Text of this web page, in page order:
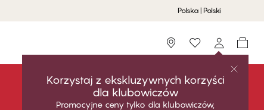
Polska | Polski
Storefinder
Korzystaj z ekskluzywnych korzyści
dla klubowiczów
Promocyjne ceny tylko dla klubowiczów,